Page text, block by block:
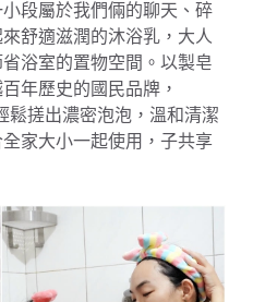
段屬於我們倆的聊天、碎
舒適滋潤的沐浴乳，大人
浴室的置物空間。以製皂
年歷史的國民品牌，
鬆搓出濃密泡泡，溫和清潔
家大小一起使用，子共享